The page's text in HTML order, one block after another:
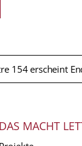
154 erscheint
DAS MACHT